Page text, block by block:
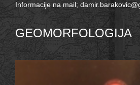
Informacije na mail;
GEOMORFOLOGIJA